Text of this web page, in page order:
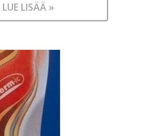
LUE LISÄÄ »